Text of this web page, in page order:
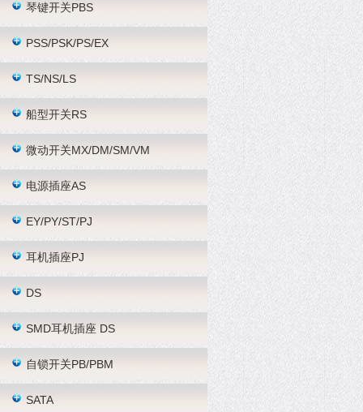
琴键开关PBS
PSS/PSK/PS/EX
TS/NS/LS
船型开关RS
微动开关MX/DM/SM/VM
电源插座AS
EY/PY/ST/PJ
耳机插座PJ
DS
SMD耳机插座 DS
自锁开关PB/PBM
SATA